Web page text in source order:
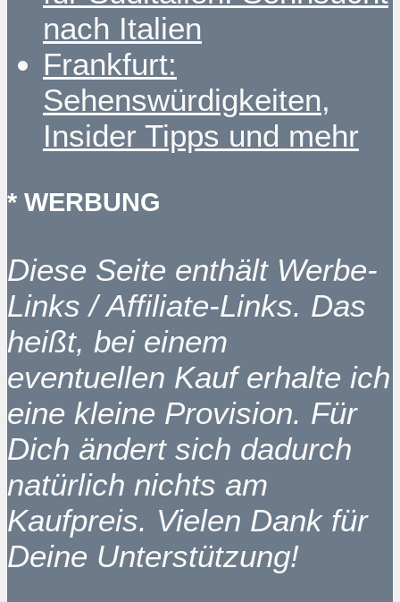
nach Italien
Frankfurt:
Sehenswürdigkeiten,
Insider Tipps und mehr
* WERBUNG
Diese Seite enthält Werbe-
Links / Affiliate-Links. Das
heißt, bei einem
eventuellen Kauf erhalte ich
eine kleine Provision. Für
Dich ändert sich dadurch
natürlich nichts am
Kaufpreis. Vielen Dank für
Deine Unterstützung!